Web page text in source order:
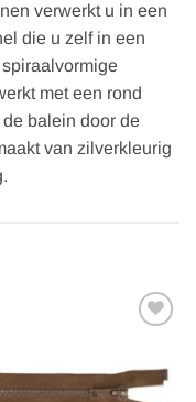
verwerkt u in een
die u zelf in een
met een rond
balein door de
van zilverkleurig
verlanglijst